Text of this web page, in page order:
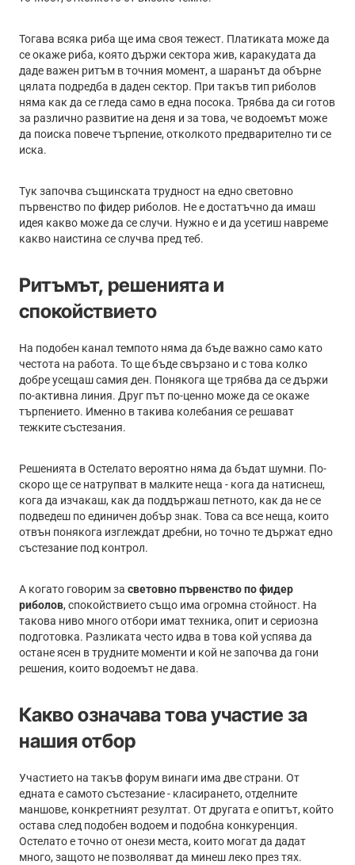
Тогава всяка риба ще има своя тежест. Платиката може да
се окаже риба, която държи сектора жив, каракудата да
даде важен ритъм в точния момент, а шаранът да обърне
цялата подредба в даден сектор. При такъв тип риболов
няма как да се гледа само в една посока. Трябва да си готов
за различно развитие на деня и за това, че водоемът може
да поиска повече търпение, отколкото предварително ти се
иска.
Тук започва същинската трудност на едно световно
първенство по фидер риболов. Не е достатъчно да имаш
идея какво може да се случи. Нужно е и да усетиш навреме
какво наистина се случва пред теб.
Ритъмът, решенията и
спокойствието
На подобен канал темпото няма да бъде важно само като
честота на работа. То ще бъде свързано и с това колко
добре усещаш самия ден. Понякога ще трябва да се държи
по-активна линия. Друг път по-ценно може да се окаже
търпението. Именно в такива колебания се решават
тежките състезания.
Решенията в Остелато вероятно няма да бъдат шумни. По-
скоро ще се натрупват в малките неща - кога да натиснеш,
кога да изчакаш, как да поддържаш петното, как да не се
подведеш по единичен добър знак. Това са все неща, които
отвън понякога изглеждат дребни, но точно те държат едно
състезание под контрол.
А когато говорим за световно първенство по фидер
риболов, спокойствието също има огромна стойност. На
такова ниво много отбори имат техника, опит и сериозна
подготовка. Разликата често идва в това кой успява да
остане ясен в трудните моменти и кой не започва да гони
решения, които водоемът не дава.
Какво означава това участие за
нашия отбор
Участието на такъв форум винаги има две страни. От
едната е самото състезание - класирането, отделните
маншове, конкретният резултат. От другата е опитът, който
остава след подобен водоем и подобна конкуренция.
Остелато е точно от онези места, които могат да дадат
много, защото не позволяват да минеш леко през тях.